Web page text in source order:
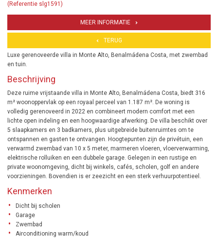
(Referentie slg1591)
MEER INFORMATIE
TERUG
Luxe gerenoveerde villa in Monte Alto, Benalmádena Costa, met zwembad
en tuin.
Beschrijving
Deze ruime vrijstaande villa in Monte Alto, Benalmádena Costa, biedt 316
m² woonoppervlak op een royaal perceel van 1.187 m². De woning is
volledig gerenoveerd in 2022 en combineert modern comfort met een
lichte open indeling en een hoogwaardige afwerking. De villa beschikt over
5 slaapkamers en 3 badkamers, plus uitgebreide buitenruimtes om te
ontspannen en gasten te ontvangen. Hoogtepunten zijn de privétuin, een
verwarmd zwembad van 10 x 5 meter, marmeren vloeren, vloerverwarming,
elektrische rolluiken en een dubbele garage. Gelegen in een rustige en
private woonomgeving, dicht bij winkels, cafés, scholen, golf en andere
voorzieningen. Bovendien is er zeezicht en een sterk verhuurpotentieel.
Kenmerken
Dicht bij scholen
Garage
Zwembad
Airconditioning warm/koud